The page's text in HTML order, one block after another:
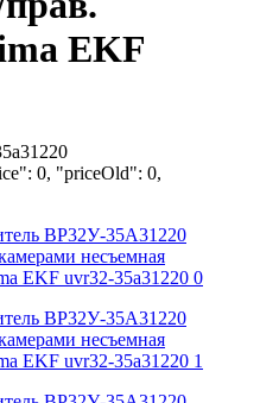
EKF
0, "priceOld": 0,